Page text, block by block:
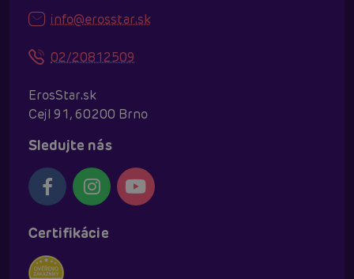
info@erosstar.sk
02/20812509
ErosStar.sk
Cejl 91, 60200 Brno
Sledujte nás
Certifikácie